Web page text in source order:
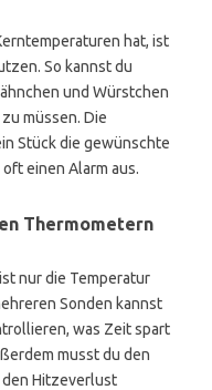
hat, ist
So kannst du
und Würstchen
müssen. Die
Stück die gewünschte
einen Alarm aus.
Thermometern
nur die Temperatur
Sonden kannst
was Zeit spart
musst du den
Hitzeverlust